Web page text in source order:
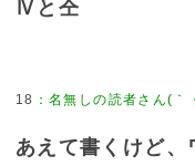
Ⅳと仝
18 ：名無しの読者さん(｀
あえて書くけど、